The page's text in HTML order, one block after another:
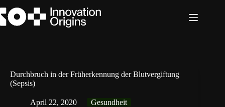
Inhalt
springen
Durchbruch in der Früherkennung der Blutvergiftung
(Sepsis)
April 22, 2020 Gesundheit